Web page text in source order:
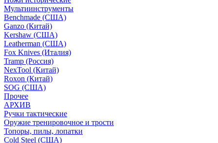
Мультиинструменты
Benchmade (США)
Ganzo (Китай)
Kershaw (США)
Leatherman (США)
Fox Knives (Италия)
Tramp (Россия)
NexTool (Китай)
Roxon (Китай)
SOG (США)
Прочее
АРХИВ
Ручки тактические
Оружие тренировочное и трости
Топоры, пилы, лопатки
Cold Steel (США)